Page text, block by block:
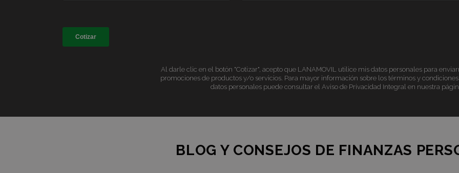
Al darle clic en el botón "Cotizar", acepto que LANAMOVIL utilice mis datos personales para
promociones de productos y/o servicios. Para mayor información sobre los términos y
datos personales puede consultar el Aviso de Privacidad Integral en nuestra
BLOG Y CONSEJOS DE FINANZAS